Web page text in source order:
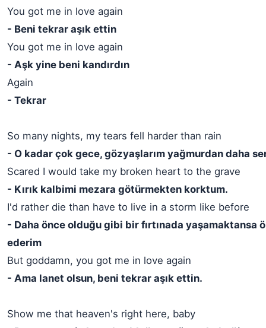
You got me in love again
- Beni tekrar aşık ettin
You got me in love again
- Aşk yine beni kandırdın
Again
- Tekrar
So many nights, my tears fell harder than rain
- O kadar çok gece, gözyaşlarım yağmurdan daha
Scared I would take my broken heart to the grave
- Kırık kalbimi mezara götürmekten korktum.
I'd rather die than have to live in a storm like before
- Daha önce olduğu gibi bir fırtınada yaşamaktansa
ederim
But goddamn, you got me in love again
- Ama lanet olsun, beni tekrar aşık ettin.
Show me that heaven's right here, baby